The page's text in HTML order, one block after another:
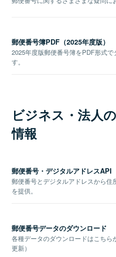
郵便番号簿PDF（2025年度版）
2025年度版郵便番号簿をPDF形式で
す。
ビジネス・法人
情報
郵便番号・デジタルアドレスAPI
郵便番号とデジタルアドレスから住
を提供。
郵便番号データのダウンロード
各種データのダウンロードはこちら
更新）